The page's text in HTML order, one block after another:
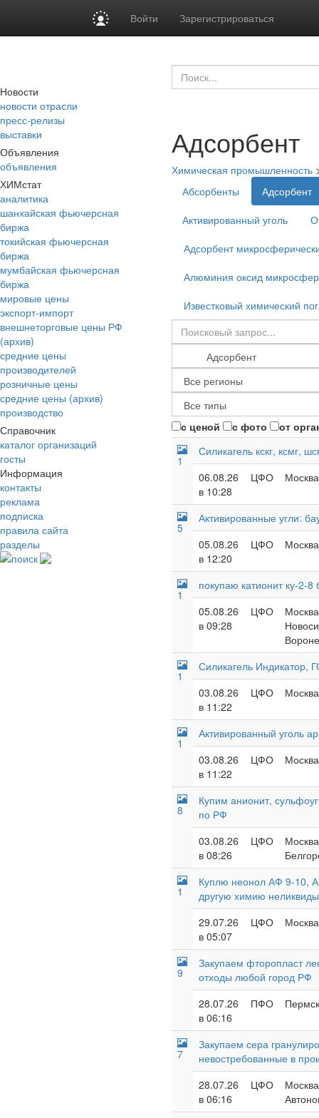
Войти Зарегистрироваться
Новости
новости отрасли
пресс-релизы
выставки
Объявления
объявления
ХИМстат
аналитика
шанхайская фьючерсная
биржа
токийская фьючерсная
биржа
мумбайская фьючерсная
биржа
мировые цены
экспорт-импорт
внешнеторговые цены РФ
(архив)
средние цены
производителей
розничные цены
средние цены (архив)
производство
Справочник
каталог организаций
госты
Информация
контакты
реклама
подписка
правила сайта
разделы
поиск
Адсорбент
Химическая промышленность
Абсорбенты
Адсорбент
Активированный уголь
Адсорбент
Алюминия оксид
Известковый химический
с ценой с фото от
1
Силикагель кскг, ксмг,
06.08.26
в 10:28
ЦФО
5
Активированные угли:
05.08.26
в 12:20
ЦФО
1
покупаю катионит ку-2-
05.08.26
в 09:28
ЦФО
1
Силикагель Индикатор,
03.08.26
в 11:22
ЦФО
1
Активированный уголь
03.08.26
в 11:22
ЦФО
8
Купим анионит,
по РФ
03.08.26
в 08:26
ЦФО
1
Куплю неонол АФ 9-10,
другую химию
29.07.26
в 05:07
ЦФО
9
Закупаем фторопласт
отходы любой город РФ
28.07.26
в 06:16
ПФО
7
Закупаем сера
невостребованные в
28.07.26
в 06:16
ЦФО